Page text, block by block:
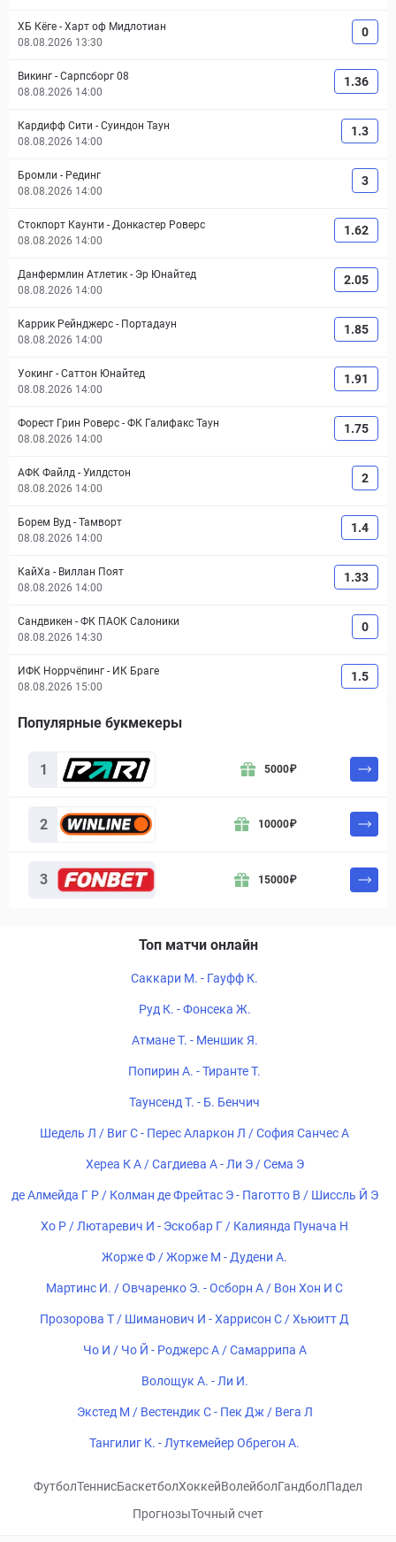
ХБ Кёге - Харт оф Мидлотиан
08.08.2026 13:30
0
Викинг - Сарпсборг 08
08.08.2026 14:00
1.36
Кардифф Сити - Суиндон Таун
08.08.2026 14:00
1.3
Бромли - Рединг
08.08.2026 14:00
3
Стокпорт Каунти - Донкастер Роверс
08.08.2026 14:00
1.62
Данфермлин Атлетик - Эр Юнайтед
08.08.2026 14:00
2.05
Каррик Рейнджерс - Портадаун
08.08.2026 14:00
1.85
Уокинг - Саттон Юнайтед
08.08.2026 14:00
1.91
Форест Грин Роверс - ФК Галифакс Таун
08.08.2026 14:00
1.75
АФК Файлд - Уилдстон
08.08.2026 14:00
2
Борем Вуд - Тамворт
08.08.2026 14:00
1.4
КайХа - Виллан Поят
08.08.2026 14:00
1.33
Сандвикен - ФК ПАОК Салоники
08.08.2026 14:30
0
ИФК Норрчёпинг - ИК Браге
08.08.2026 15:00
1.5
Популярные букмекеры
1 5000₽
2 10000₽
3 15000₽
Топ матчи онлайн
Саккари М. - Гауфф К.
Руд К. - Фонсека Ж.
Атмане Т. - Меншик Я.
Попирин А. - Тиранте Т.
Таунсенд Т. - Б. Бенчич
Шедель Л / Виг С - Перес Аларкон Л / София Санчес А
Хереа К А / Сагдиева А - Ли Э / Сема Э
де Алмейда Г Р / Колман де Фрейтас Э - Паготто В / Шиссль Й Э
Хо Р / Лютаревич И - Эскобар Г / Калиянда Пунача Н
Жорже Ф / Жорже М - Дудени А.
Мартинс И. / Овчаренко Э. - Осборн А / Вон Хон И С
Прозорова Т / Шиманович И - Харрисон С / Хьюитт Д
Чо И / Чо Й - Роджерс А / Самаррипа А
Волощук А. - Ли И.
Экстед М / Вестендик С - Пек Дж / Вега Л
Тангилиг К. - Луткемейер Обрегон А.
ФутболТеннисБаскетболХоккейВолейболГандболПадел
ПрогнозыТочный счет